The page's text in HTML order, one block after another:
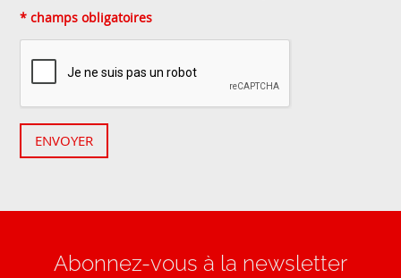
* champs obligatoires
ENVOYER
Abonnez-vous à la newsletter